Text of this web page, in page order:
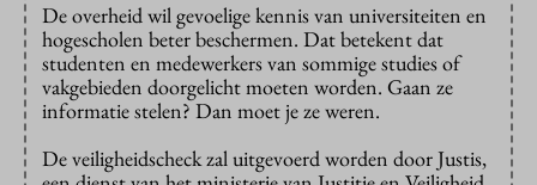
De overheid wil gevoelige kennis van universiteiten en
hogescholen beter beschermen. Dat betekent dat
studenten en medewerkers van sommige studies of
vakgebieden doorgelicht moeten worden. Gaan ze
informatie stelen? Dan moet je ze weren.
De veiligheidscheck zal uitgevoerd worden door Justis,